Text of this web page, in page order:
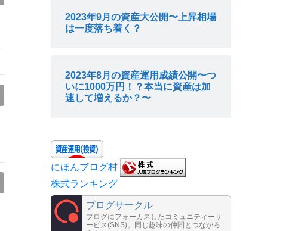
2023年9月の資産大公開〜上昇相場
は一度落ち着く？
2023年8月の資産運用成績公開〜つ
いに1000万円！？本当に資産は加
速して増えるか？〜
にほんブログ村
株式ランキング
ブログサークル
ブログにフォーカスしたコミュニティーサ
ービス(SNS)。同じ趣味の仲間とつながろ